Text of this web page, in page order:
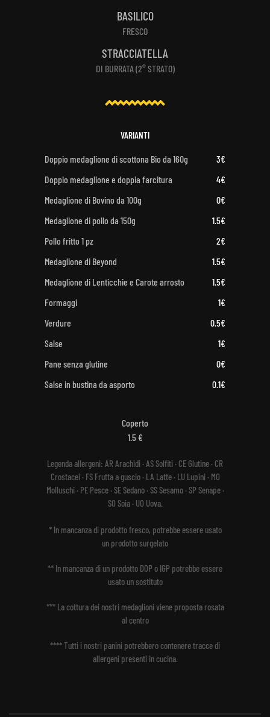
BASILICO
FRESCO
STRACCIATELLA
DI BURRATA (2° STRATO)
VARIANTI
Doppio medaglione di scottona Bio da 160g
3€
Doppio medaglione e doppia farcitura
4€
Medaglione di Bovino da 100g
0€
Medaglione di pollo da 150g
1.5€
Pollo fritto 1 pz
2€
Medaglione di Beyond
1.5€
Medaglione di Lenticchie e Carote arrosto
1.5€
Formaggi
1€
Verdure
0.5€
Salse
1€
Pane senza glutine
0€
Salse in bustina da asporto
0.1€
Coperto
1.5 €
Legenda allergeni: AR Arachidi · AS Solfiti · CE Glutine · CR
Crostacei · FS Frutta a guscio · LA Latte · LU Lupini · MO
Molluschi · PE Pesce · SE Sedano · SS Sesamo · SP Senape ·
SO Soia · UO Uova.
* In mancanza di prodotto fresco, potrebbe essere usato
un prodotto surgelato
** In mancanza di un prodotto DOP o IGP potrebbe essere
usato un sostituto
*** La cottura dei nostri medaglioni viene proposta rosata
al centro
**** Tutti i nostri panini potrebbero contenere tracce di
allergeni presenti in cucina.